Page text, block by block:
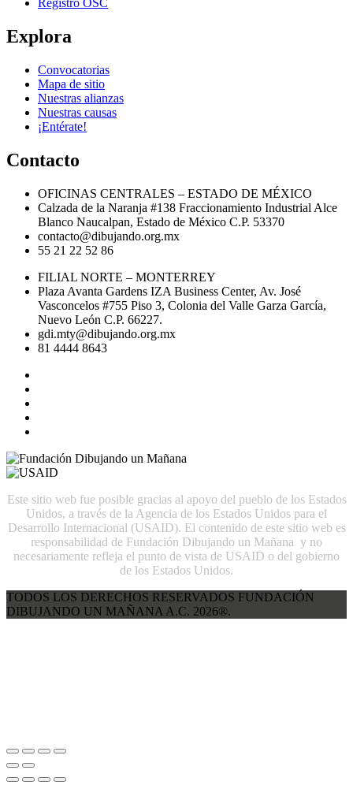
Registro OSC
Explora
Convocatorias
Mapa de sitio
Nuestras alianzas
Nuestras causas
¡Entérate!
Contacto
OFICINAS CENTRALES – ESTADO DE MÉXICO
Calzada de la Naranja #138 Fraccionamiento Industrial Alce
Blanco Naucalpan, Estado de México C.P. 53370
contacto@dibujando.org.mx
55 21 22 52 86
FILIAL NORTE – MONTERREY
Plaza Avanta Gardens IZA Business Center, Av. José
Vasconcelos #755 Piso 3, Colonia del Valle Garza García,
Nuevo León C.P. 66227.
gdi.mty@dibujando.org.mx
81 4444 8643
Este sitio web fue posible gracias al apoyo del pueblo de los Estados
Unidos, a través de la Agencia de los Estados Unidos para el
Desarrollo Internacional (USAID). El contenido de este sitio web es
responsabilidad de Fundación Dibujando un Mañana y no
necesariamente refleja el punto de vista de USAID o del gobierno
de los Estados Unidos.
TODOS LOS DERECHOS RESERVADOS FUNDACIÓN
DIBUJANDO UN MAÑANA A.C. 2026®.